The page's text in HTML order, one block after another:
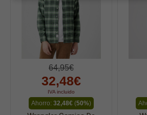
64,95€
32,48€
IVA incluido
Ahorro: 32,48€ (50%)